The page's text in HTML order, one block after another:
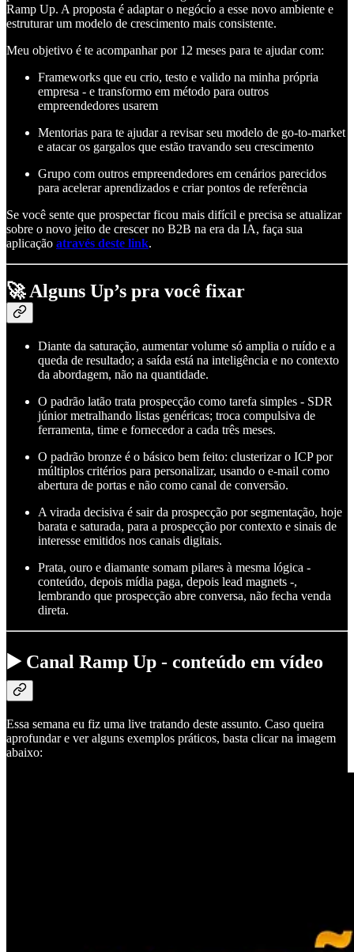
Ramp Up. A proposta é adaptar o negócio a esse novo ambiente e
estruturar um modelo de crescimento mais consistente.
Meu objetivo é te acompanhar por 12 meses para te ajudar com:
Frameworks que eu crio, testo e valido na minha própria
empresa - e transformo em método para outros
empreendedores usarem
Mentorias para te ajudar a revisar seu modelo de go-to-market
e atacar os gargalos que estão travando seu crescimento
Grupo com outros empreendedores em cenários parecidos
para acelerar aprendizados e criar pontos de referência
Se você sente que prospectar ficou mais difícil e precisa se atualizar
sobre o novo jeito de crescer no B2B na era da IA, faça sua
aplicação através deste link.
🚀 Alguns Up’s pra você fixar
Diante da saturação, aumentar volume só amplia o ruído e a
queda de resultado; a saída está na inteligência e no contexto
da abordagem, não na quantidade.
O padrão latão trata prospecção como tarefa simples - SDR
júnior metralhando listas genéricas; troca compulsiva de
ferramenta, time e fornecedor a cada três meses.
O padrão bronze é o básico bem feito: clusterizar o ICP por
múltiplos critérios para personalizar, usando o e-mail como
abertura de portas e não como canal de conversão.
A virada decisiva é sair da prospecção por segmentação, hoje
barata e saturada, para a prospecção por contexto e sinais de
interesse emitidos nos canais digitais.
Prata, ouro e diamante somam pilares à mesma lógica -
conteúdo, depois mídia paga, depois lead magnets -,
lembrando que prospecção abre conversa, não fecha venda
direta.
▶️ Canal Ramp Up - conteúdo em vídeo
Essa semana eu fiz uma live tratando deste assunto. Caso queira
aprofundar e ver alguns exemplos práticos, basta clicar na imagem
abaixo: